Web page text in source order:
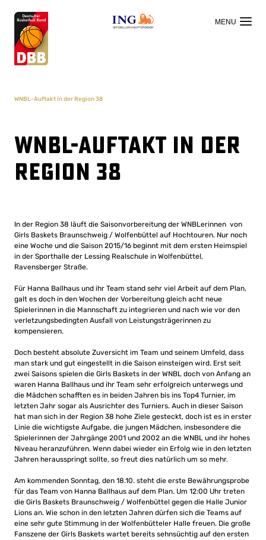
OFFIZIELLER HAUPTSPONSOR
WNBL-Auftakt in der Region 38
WNBL-Auftakt in der
Region 38
In der Region 38 läuft die Saisonvorbereitung der WNBLerinnen von
Girls Baskets Braunschweig / Wolfenbüttel auf Hochtouren. Nur noch
eine Woche und die Saison 2015/16 beginnt mit dem ersten Heimspiel
in der Sporthalle der Lessing Realschule in Wolfenbüttel,
Ravensberger Straße.
Für Hanna Ballhaus und ihr Team stand sehr viel Arbeit auf dem Plan,
galt es doch in den Wochen der Vorbereitung gleich acht neue
Spielerinnen in die Mannschaft zu integrieren und nach wie vor den
verletzungsbedingten Ausfall von Leistungsträgerinnen zu
kompensieren.
Doch besteht absolute Zuversicht im Team und seinem Umfeld, dass
man stark und gut eingestellt in die Saison einsteigen wird. Erst seit
zwei Saisons spielen die Girls Baskets in der WNBL doch von Anfang an
waren Hanna Ballhaus und ihr Team sehr erfolgreich unterwegs und
die Mädchen schafften es in beiden Jahren bis ins Top4 Turnier, im
letzten Jahr sogar als Ausrichter des Turniers. Auch in dieser Saison
hat man sich in der Region 38 hohe Ziele gesteckt, doch ist es in erster
Linie die wichtigste Aufgabe, die jungen Mädchen, insbesondere die
Spielerinnen der Jahrgänge 2001 und 2002 an die WNBL und ihr hohes
Niveau heranzuführen. Wenn dabei wieder ein Erfolg wie in den letzten
Jahren herausspringt sollte, so freut dies natürlich um so mehr.
Am kommenden Sonntag, den 18.10. steht die erste Bewährungsprobe
für das Team von Hanna Ballhaus auf dem Plan. Um 12:00 Uhr treten
die Girls Baskets Braunschweig / Wolfenbüttel gegen die Halle Junior
Lions an. Wie schon in den letzten Jahren dürfen sich die Teams auf
eine sehr gute Stimmung in der Wolfenbütteler Halle freuen. Die große
Fanszene der Girls Baskets wartet bereits sehnsüchtig auf den ersten